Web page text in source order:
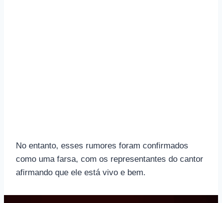
No entanto, esses rumores foram confirmados
como uma farsa, com os representantes do cantor
afirmando que ele está vivo e bem.